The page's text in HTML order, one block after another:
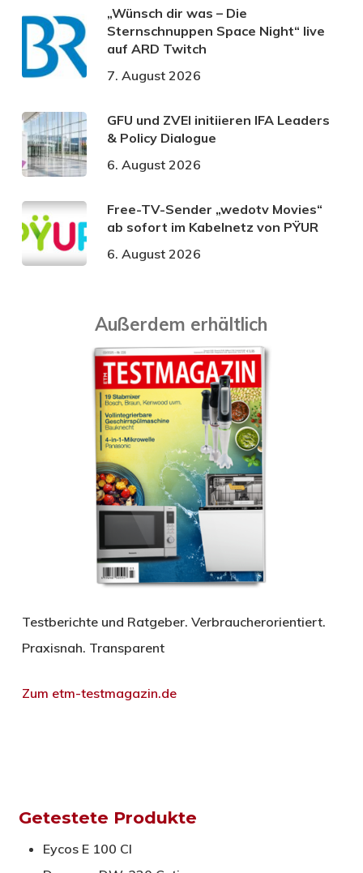
„Wünsch dir was – Die
Sternschnuppen Space Night“ live
auf ARD Twitch
7. August 2026
GFU und ZVEI initiieren IFA Leaders
& Policy Dialogue
6. August 2026
Free-TV-Sender „wedotv Movies“
ab sofort im Kabelnetz von PŸUR
6. August 2026
Außerdem erhältlich
Testberichte und Ratgeber. Verbraucherorientiert.
Praxisnah. Transparent
Zum etm-testmagazin.de
Getestete Produkte
Eycos E 100 CI